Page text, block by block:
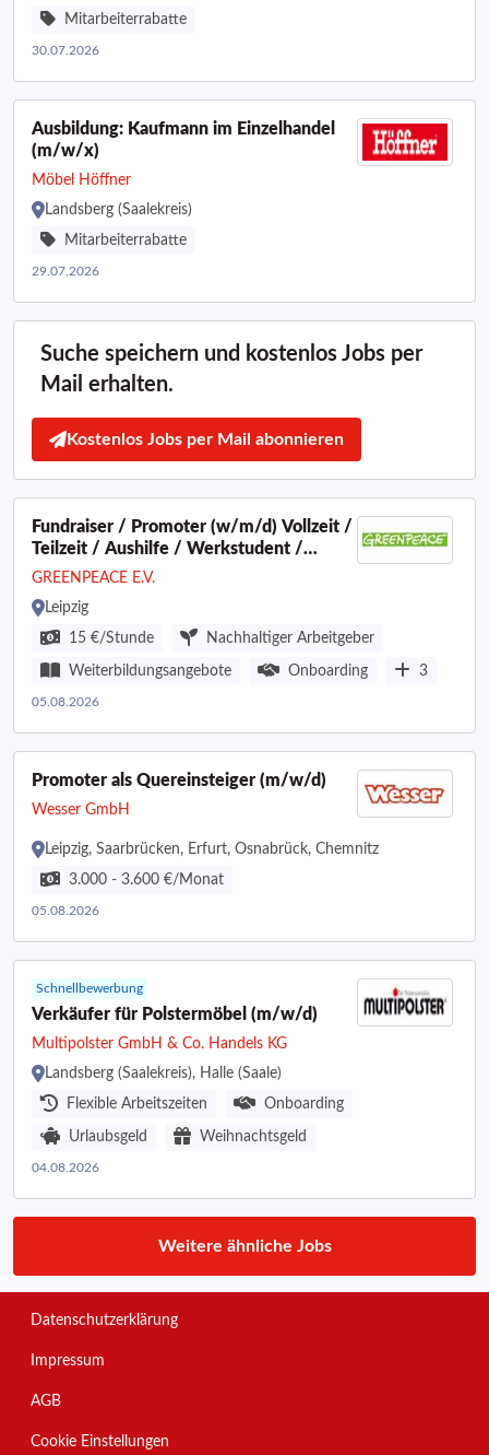
Mitarbeiterrabatte
30.07.2026
Ausbildung: Kaufmann im Einzelhandel
(m/w/x)
Möbel Höffner
Landsberg (Saalekreis)
Mitarbeiterrabatte
29.07.2026
Suche speichern und kostenlos Jobs per
Mail erhalten.
Kostenlos Jobs per Mail abonnieren
Fundraiser / Promoter (w/m/d) Vollzeit /
Teilzeit / Aushilfe / Werkstudent /
Nebejobs
GREENPEACE E.V.
Leipzig
15 €/Stunde
Nachhaltiger Arbeitgeber
Weiterbildungsangebote Onboarding 3
05.08.2026
Promoter als Quereinsteiger (m/w/d)
Wesser GmbH
Leipzig, Saarbrücken, Erfurt, Osnabrück, Chemnitz
3.000 - 3.600 €/Monat
05.08.2026
Schnellbewerbung
Verkäufer für Polstermöbel (m/w/d)
Multipolster GmbH & Co. Handels KG
Landsberg (Saalekreis), Halle (Saale)
Flexible Arbeitszeiten
Onboarding
Urlaubsgeld Weihnachtsgeld
04.08.2026
Weitere ähnliche Jobs
Datenschutzerklärung
Impressum
AGB
Cookie Einstellungen